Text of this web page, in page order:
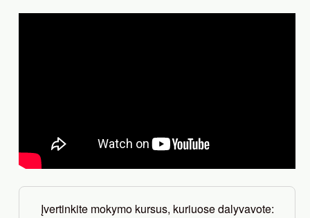
Įvertinkite mokymo kursus, kuriuose dalyvavote: